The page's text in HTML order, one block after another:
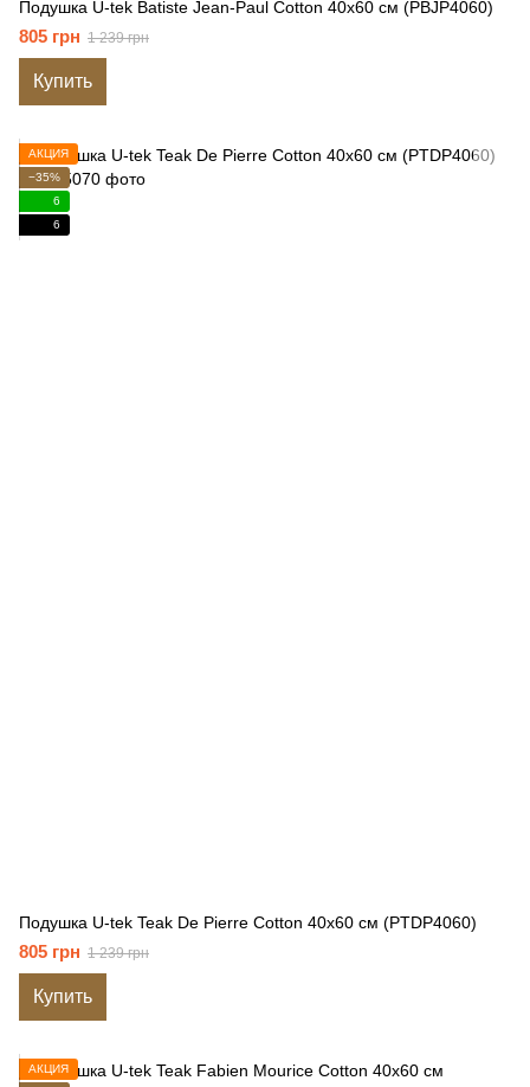
Подушка U-tek Batiste Jean-Paul Cotton 40x60 см (PBJP4060)
805 грн 1 239 грн
Купить
АКЦИЯ
−35%
6
6
Подушка U-tek Teak De Pierre Cotton 40x60 см (PTDP4060)
805 грн 1 239 грн
Купить
АКЦИЯ